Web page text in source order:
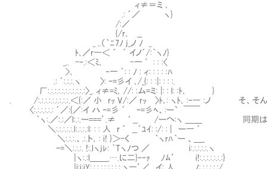
ィ≠＝ミ ､
.: ´／ ヽ}
/:／
{/r､ __
_ ..（｀ﾆ7ﾉ j_ノ ﾉ _
ﾄ､／r―＜ ´ ´ イノ´/:｀ヽﾉ}
_.. -‐.:＜ﾐ､ -一 ′: : :〈
>､ Ⅵ‐一 ´: : ﾉ : ィ: : : : :ﾊ
.: ´:.:.:.ヽ 〉: ｰ=彡イ ､/_{: : :|: : : :.
厂:.:.:.:.:.:.:.:.:.:.:〉_. ィ≠=ﾐ､ //: :ム=ミ: |: : l: :ﾄ､ }
. /:.:.:.:.:.:.:.:.:.＜{:／ 小 rｯ V/:／ rｯ 〉ﾄ､: ヽﾄ､ :ｰ― :ノ そ、そんなエ
〈:.:.:.:.:.: ´／:{／:イ ハ ｰ=彡 ´ ｰ=彡ﾍ、:ー` ￣￣
｀ヽ:.／:.:／l:.:.ー===’.≠ ‘ __ /ーへ:ヽ ＿＿ 同期はみん
＼:.:.:.:.:.l:.:.:.:l: : : 人 r ´ __｀ﾕｲ: :/: : | ー― ´
＼:.:.:.、.:.ト､ : i! }＞-く ｀ヽrﾊ｀ー 、＿_
ｰ=＼:.:.:. !:.lヽjﾚ: ｀Tヽﾉつ ／ Ⅵ i:.:.:.:.:.ヽ
|ヽ:.:l＿＿_….に二}‐‐ｧ ﾉﾑ’ i!:.:.:.:.:.:.:}